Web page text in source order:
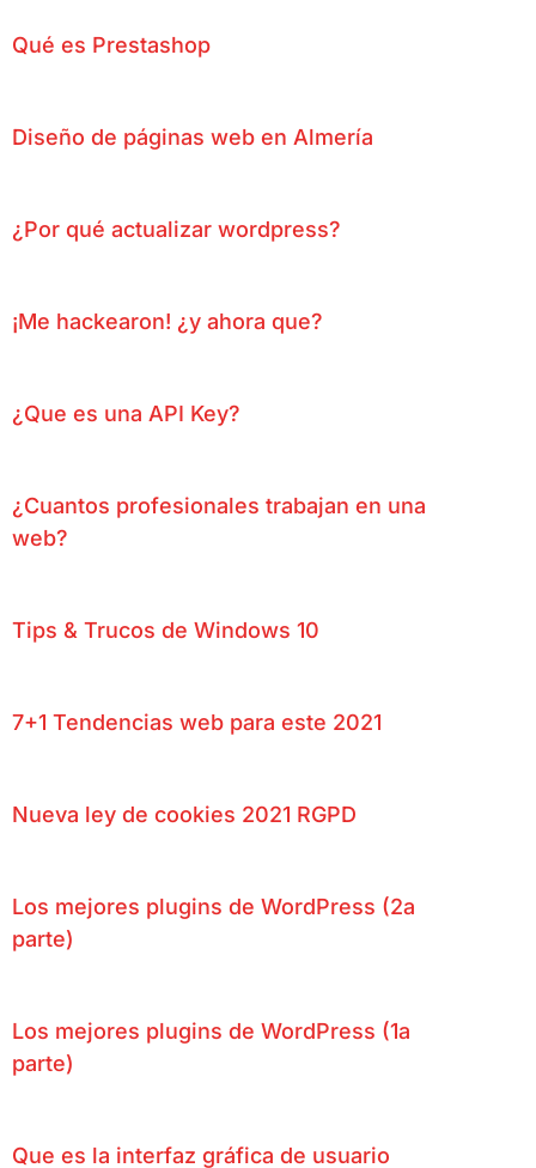
Qué es Prestashop
Diseño de páginas web en Almería
¿Por qué actualizar wordpress?
¡Me hackearon! ¿y ahora que?
¿Que es una API Key?
¿Cuantos profesionales trabajan en una
web?
Tips & Trucos de Windows 10
7+1 Tendencias web para este 2021
Nueva ley de cookies 2021 RGPD
Los mejores plugins de WordPress (2a
parte)
Los mejores plugins de WordPress (1a
parte)
Que es la interfaz gráfica de usuario